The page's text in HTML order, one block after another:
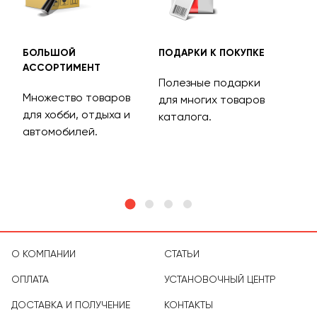
БОЛЬШОЙ
АССОРТИМЕНТ
Множество товаров
для хобби, отдыха и
автомобилей.
ПОДАРКИ К ПОКУПКЕ
Полезные подарки
для многих товаров
каталога.
О КОМПАНИИ
ОПЛАТА
ДОСТАВКА И ПОЛУЧЕНИЕ
СТАТЬИ
УСТАНОВОЧНЫЙ ЦЕНТР
КОНТАКТЫ